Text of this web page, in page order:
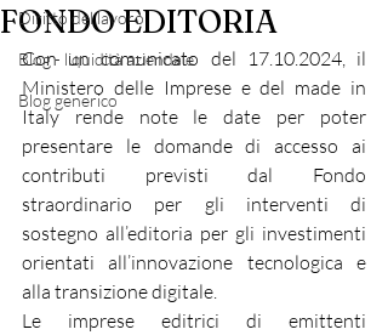
Diritto del lavoro
Blog - liquidità aziendale
Blog generico
FONDO EDITORIA
Con un comunicato del 17.10.2024, il
Ministero delle Imprese e del made in
Italy rende note le date per poter
presentare le domande di accesso ai
contributi previsti dal Fondo
straordinario per gli interventi di
sostegno all’editoria per gli investimenti
orientati all’innovazione tecnologica e
alla transizione digitale.
Le imprese editrici di emittenti